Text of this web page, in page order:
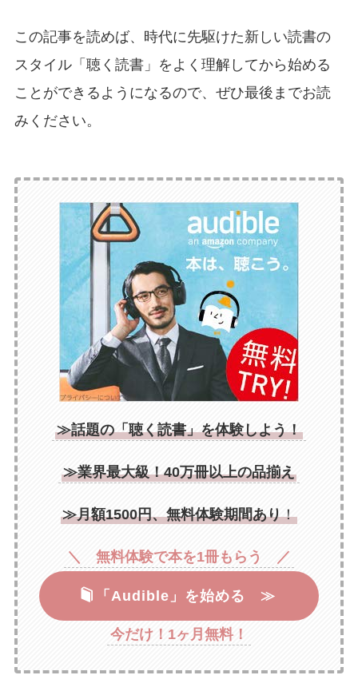
この記事を読めば、時代に先駆けた新しい読書の
スタイル「聴く読書」をよく理解してから始める
ことができるようになるので、ぜひ最後までお読
みください。
≫話題の「聴く読書」を体験しよう！
≫業界最大級！40万冊以上の品揃え
≫月額1500円、無料体験期間あり！
＼ 無料体験で本を1冊もらう ／
「Audible」を始める ≫
今だけ！1ヶ月無料！